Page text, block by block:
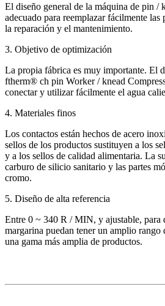
El diseño general de la máquina de pin /
adecuado para reemplazar fácilmente las
la reparación y el mantenimiento.
3. Objetivo de optimización
La propia fábrica es muy importante. El
ftherm® ch pin Worker / knead
conectar y utilizar fácilmente el agua
4. Materiales finos
Los contactos están hechos de acero
sellos de los productos sustituyen a los
y a los sellos de calidad alimentaria. La
carburo de silicio sanitario y las partes
cromo.
5. Diseño de alta referencia
Entre 0 ~ 340 R / MIN, y ajustable, para
margarina puedan tener un amplio rango
una gama más amplia de productos.